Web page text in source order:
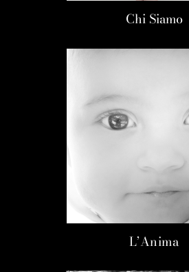
Chi Siamo
L’Anima